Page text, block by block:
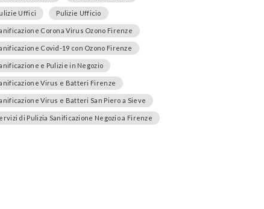
Uffici Pulizie Ufficio
Corona Virus Ozono Firenze
Covid-19 con Ozono Firenze
e Pulizie in Negozio
Virus e Batteri Firenze
Virus e Batteri San Piero a Sieve
di Pulizia Sanificazione Negozio a Firenze